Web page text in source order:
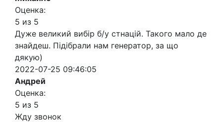
Оценка:
5 из 5
Дуже великий вибір б/у стнацій. Такого мало де
знайдеш. Підібрали нам генератор, за що
дякую)
2022-07-25 09:46:05
Андрей
Оценка:
5 из 5
Жду звонок